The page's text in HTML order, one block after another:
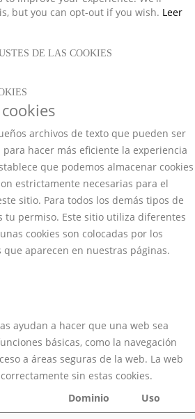
but you can opt-out if you wish. Leer
DE LAS COOKIES
archivos de texto que pueden ser
hacer más eficiente la experiencia
que podemos almacenar cookies
estrictamente necesarias para el
sitio. Para todos los demás tipos de
tu permiso. Este sitio utiliza diferentes
cookies son colocadas por los
que aparecen en nuestras páginas.
ayudan a hacer que una web sea
básicas, como la navegación
a áreas seguras de la web. La web
sin estas cookies.
Dominio Uso